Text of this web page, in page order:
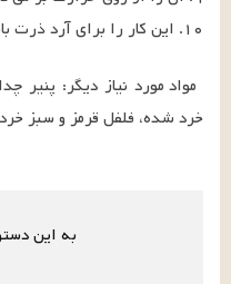
۱۰. این کار را برای آرد ذرت باقیمانده انجام میدهیم.
خرد شده، فلفل قرمز و سبز
به این